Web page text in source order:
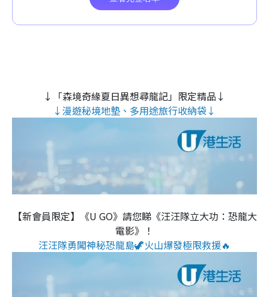
↓「森境奇緣夏日異想尋龍記」限定精品↓
↓漫遊秘境地墊、多用途旅行收納袋↓
【新會員限定】《U GO》請您睇《汪汪隊立大功：恐龍大
電影》！
汪汪隊勇闖神秘恐龍島🦖火山爆發極限救援🔥